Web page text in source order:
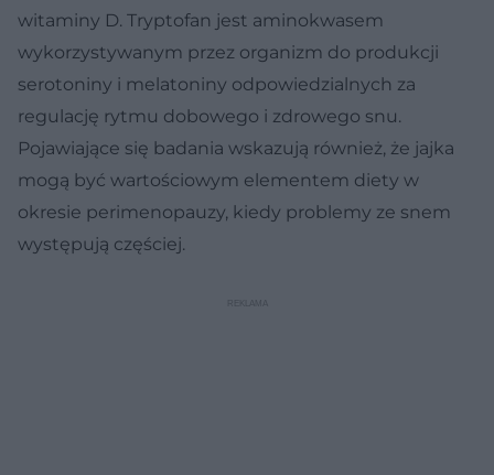
witaminy D. Tryptofan jest aminokwasem
wykorzystywanym przez organizm do produkcji
serotoniny i melatoniny odpowiedzialnych za
regulację rytmu dobowego i zdrowego snu.
Pojawiające się badania wskazują również, że jajka
mogą być wartościowym elementem diety w
okresie perimenopauzy, kiedy problemy ze snem
występują częściej.